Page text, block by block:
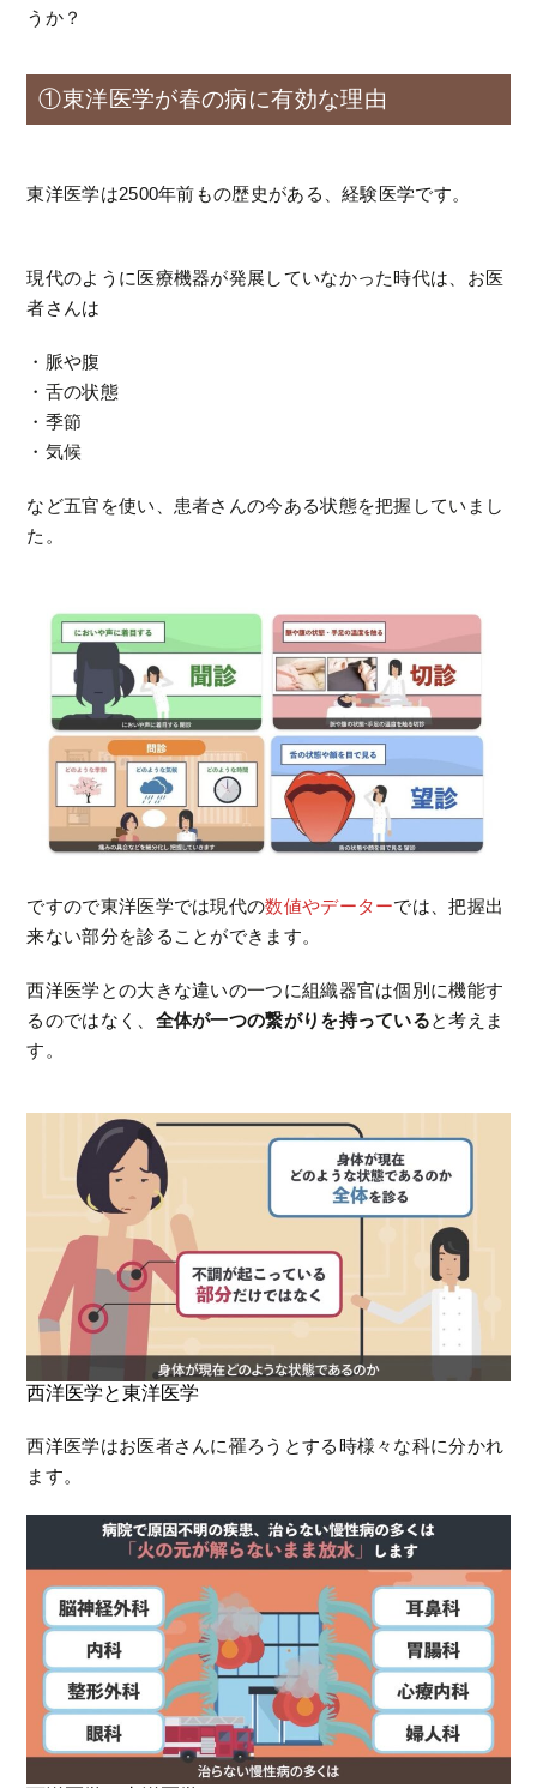
うか？
①東洋医学が春の病に有効な理由
東洋医学は2500年前もの歴史がある、経験医学です。
現代のように医療機器が発展していなかった時代は、お医
者さんは
・脈や腹
・舌の状態
・季節
・気候
など五官を使い、患者さんの今ある状態を把握していまし
た。
ですので東洋医学では現代の数値やデーターでは、把握出
来ない部分を診ることができます。
西洋医学との大きな違いの一つに組織器官は個別に機能す
るのではなく、 全体が一つの繋がりを持っていると考えま
す。
西洋医学と東洋医学
西洋医学はお医者さんに罹ろうとする時様々な科に分かれ
ます。